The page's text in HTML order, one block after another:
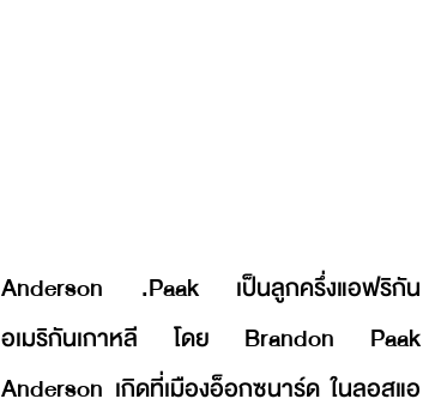
Anderson .Paak เป็นลูกครึ่งแอฟริกัน
อเมริกันเกาหลี โดย Brandon Paak
Anderson เกิดที่เมืองอ็อกซนาร์ด ในลอสแอ